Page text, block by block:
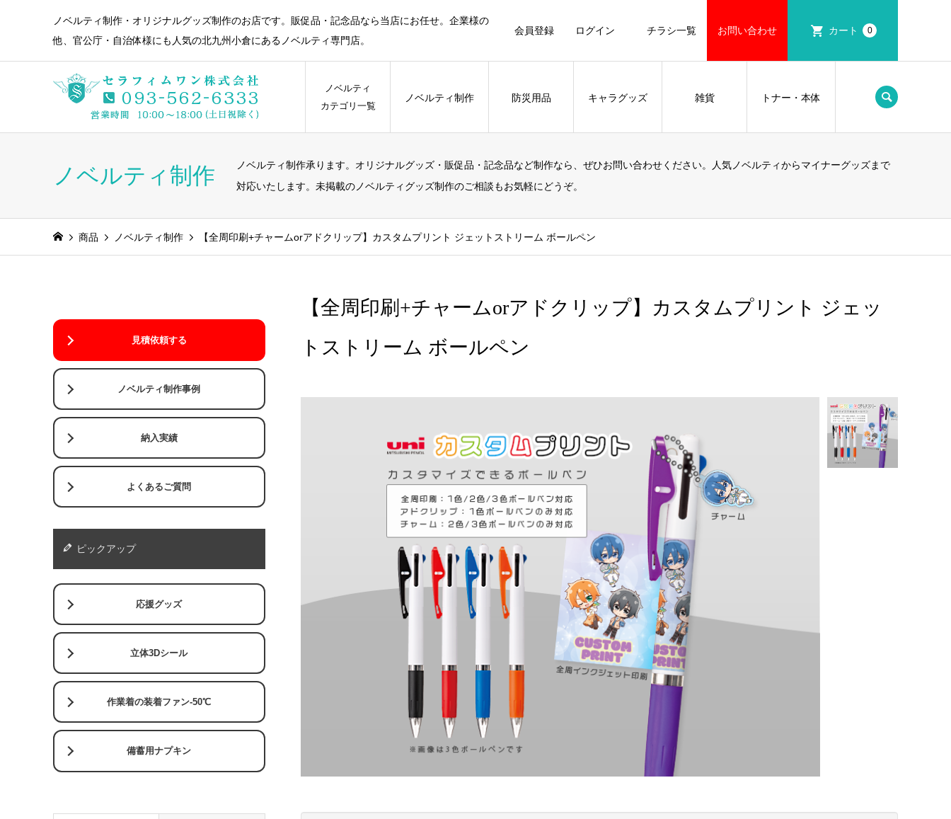
ノベルティ制作・オリジナルグッズ制作のお店です。販促品・記念品なら当店にお任せ。企業様の
他、官公庁・自治体様にも人気の北九州小倉にあるノベルティ専門店。
会員登録 ログイン チラシ一覧 お問い合わせ カート 0
ノベルティ
カテゴリ一覧
ノベルティ制作 防災用品 キャラグッズ 雑貨 トナー・本体
ノベルティ制作
ノベルティ制作承ります。オリジナルグッズ・販促品・記念品など制作なら、ぜひお問い合わせください。人気ノベルティからマイナーグッズまで
対応いたします。未掲載のノベルティグッズ制作のご相談もお気軽にどうぞ。
商品 ノベルティ制作 【全周印刷+チャームorアドクリップ】カスタムプリント ジェットストリーム ボールペン
【全周印刷+チャームorアドクリップ】カスタムプリント ジェッ
トストリーム ボールペン
見積依頼する
ノベルティ制作事例
納入実績
よくあるご質問
ピックアップ
応援グッズ
立体3Dシール
作業着の装着ファン-50℃
備蓄用ナプキン